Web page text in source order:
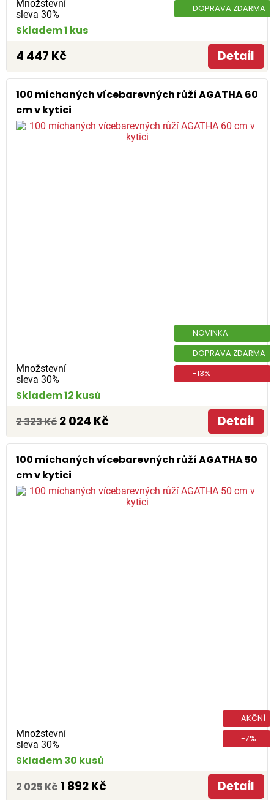
Množstevní
sleva 30%
DOPRAVA ZDARMA
Skladem 1 kus
4 447 Kč Detail
100 míchaných vícebarevných růží AGATHA 60
cm v kytici
Množstevní
sleva 30%
NOVINKA
DOPRAVA ZDARMA
-13%
Skladem 12 kusů
2 323 Kč 2 024 Kč Detail
100 míchaných vícebarevných růží AGATHA 50
cm v kytici
Množstevní
sleva 30%
AKČNÍ
-7%
Skladem 30 kusů
2 025 Kč 1 892 Kč Detail